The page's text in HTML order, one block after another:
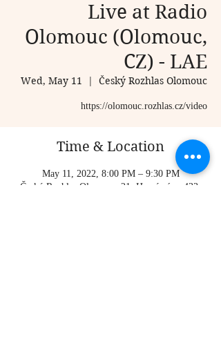
Live at Radio
Olomouc (Olomouc,
CZ) - LAE
Wed, May 11
  |
Český Rozhlas Olomouc
https://olomouc.rozhlas.cz/video
Time & Location
May 11, 2022, 8:00 PM – 9:30 PM
Český Rozhlas Olomouc, 21, Horní nám. 433,